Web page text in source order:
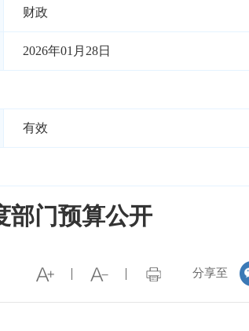
财政
2026年01月28日
有效
部门预算公开
分享至